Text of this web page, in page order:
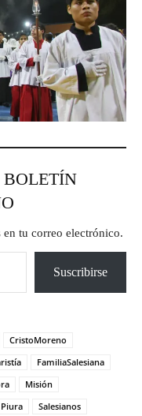
BOLETÍN
en tu correo electrónico.
Suscribirse
CristoMoreno
FamiliaSalesiana
Misión
Piura
Salesianos